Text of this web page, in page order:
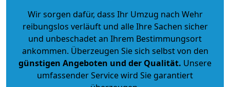
Wir sorgen dafür, dass Ihr Umzug nach Wehr
reibungslos verläuft und alle Ihre Sachen sicher
und unbeschadet an Ihrem Bestimmungsort
ankommen. Überzeugen Sie sich selbst von den
günstigen Angeboten und der Qualität. Unsere
umfassender Service wird Sie garantiert